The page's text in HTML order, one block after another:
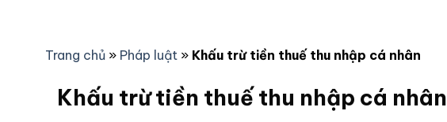
Trang chủ » Pháp luật » Khấu trừ tiền thuế thu nhập cá nhân
Khấu trừ tiền thuế thu nhập cá nhân